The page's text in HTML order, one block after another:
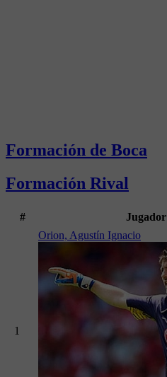
Formación de Boca
Formación Rival
# Jugador
1
Orion, Agustín Ignacio